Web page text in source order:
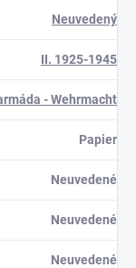
Neuvedený
II. 1925-1945
- Wehrmacht
Papier
Neuvedené
Neuvedené
Neuvedené